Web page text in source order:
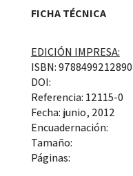
FICHA TÉCNICA
EDICIÓN IMPRESA:
ISBN: 9788499212890
DOI:
Referencia: 12115-0
Fecha: junio, 2012
Encuadernación:
Tamaño:
Páginas: